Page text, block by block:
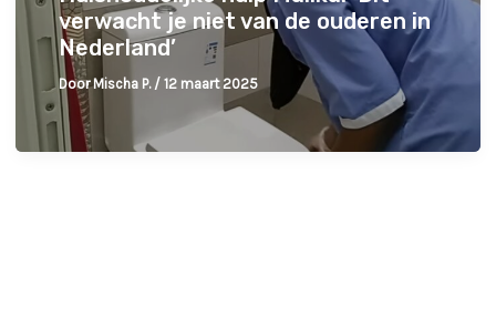
verwacht je niet van de ouderen in
Nederland’
DoorMischa P. /12 maart 2025